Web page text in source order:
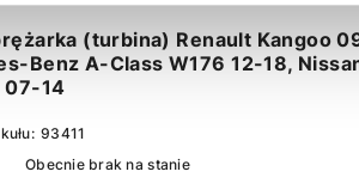
(turbina) Renault Kangoo
Benz A-Class W176 12-18,
07-14
93411
Obecnie brak na stanie